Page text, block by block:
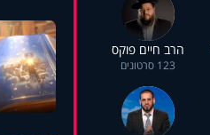
הרב חיים פוקס
123 סרטונים